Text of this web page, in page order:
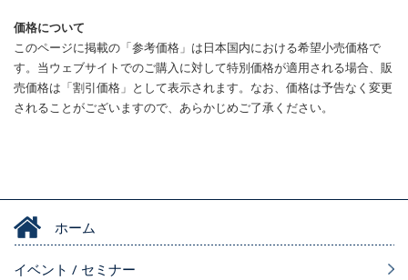
価格について
このページに掲載の「参考価格」は日本国内における希望小売価格で
す。当ウェブサイトでのご購入に対して特別価格が適用される場合、販
売価格は「割引価格」として表示されます。なお、価格は予告なく変更
されることがございますので、あらかじめご了承ください。
ホーム
イベント / セミナー